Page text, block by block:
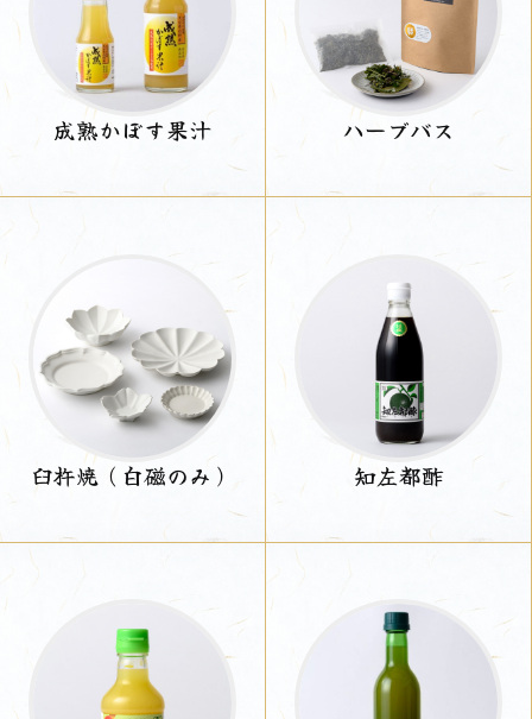
成熟かぼす果汁 ハーブバス
臼杵焼（白磁のみ） 知左都酢